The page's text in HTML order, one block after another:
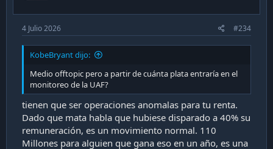
4 Julio 2026 #234
KobeBryant dijo:
Medio offtopic pero a partir de cuánta plata entraría en el
monitoreo de la UAF?
tienen que ser operaciones anomalas para tu renta.
Dado que mata habla que hubiese disparado a 40% su
remuneración, es un movimiento normal. 110
Millones para alguien que gana eso en un año, es una